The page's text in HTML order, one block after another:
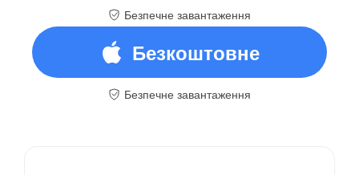
завантаження
Безпечне завантаження
Безкоштовне
завантаження
Безпечне завантаження